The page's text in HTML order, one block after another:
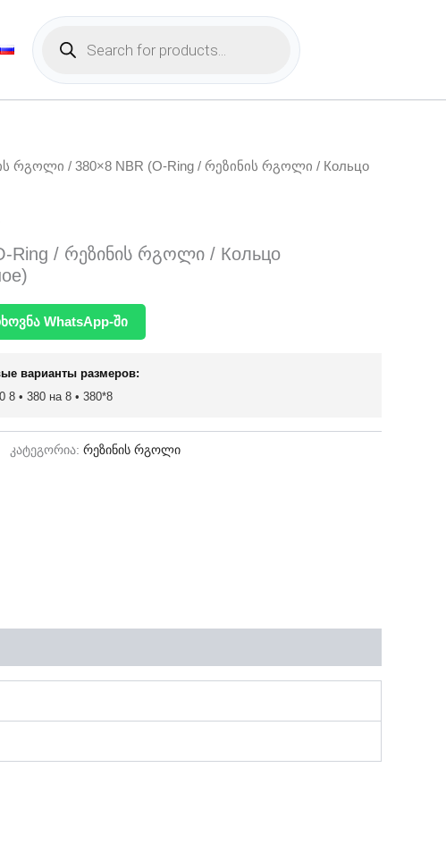
Products
search
რგოლი / 380×8 NBR (O-Ring / რეზინის რგოლი / Кольцо
Ring / რეზინის რგოლი / Кольцо
WhatsApp-ში
варианты размеров:
8 • 380 на 8 • 380*8
კატეგორია: რეზინის რგოლი